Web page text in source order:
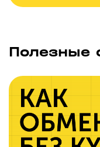
Полезные